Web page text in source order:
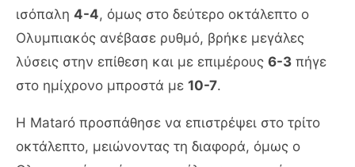
ισόπαλη 4-4, όμως στο δεύτερο οκτάλεπτο ο
Ολυμπιακός ανέβασε ρυθμό, βρήκε μεγάλες
λύσεις στην επίθεση και με επιμέρους 6-3 πήγε
στο ημίχρονο μπροστά με 10-7.
Η Mataró προσπάθησε να επιστρέψει στο τρίτο
οκτάλεπτο, μειώνοντας τη διαφορά, όμως ο